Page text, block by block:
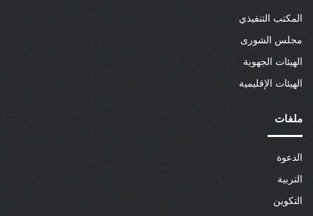
المكتب التنفيذي
مجلس الشورى
الهيئات الجهوية
الهيئات الإقليمية
ملفات
الدعوة
التربية
التكوين